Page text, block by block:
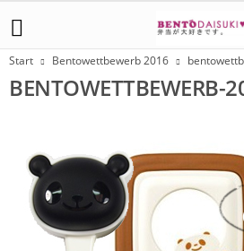
Start Bentowettbewerb 2016
BENTOWETTBEWERB-